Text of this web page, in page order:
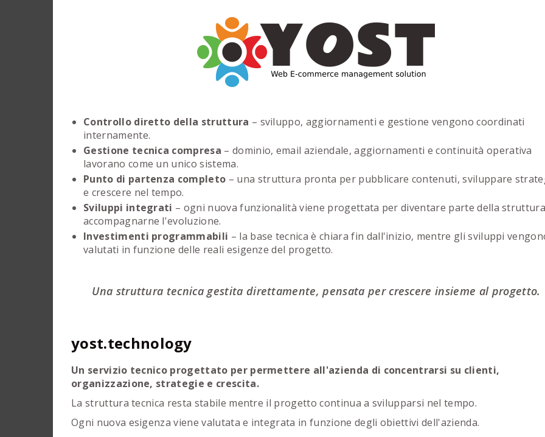
Controllo diretto della struttura – sviluppo, aggiornamenti e gestione vengono coordinati
internamente.
Gestione tecnica compresa – dominio, email aziendale, aggiornamenti e continuità operativa
lavorano come un unico sistema.
Punto di partenza completo – una struttura pronta per pubblicare contenuti, sviluppare
e crescere nel tempo.
Sviluppi integrati – ogni nuova funzionalità viene progettata per diventare parte della
accompagnarne l'evoluzione.
Investimenti programmabili – la base tecnica è chiara fin dall'inizio, mentre gli sviluppi
valutati in funzione delle reali esigenze del progetto.
Una struttura tecnica gestita direttamente, pensata per crescere insieme al progetto.
yost.technology
Un servizio tecnico progettato per permettere all'azienda di concentrarsi su clienti,
organizzazione, strategie e crescita.
La struttura tecnica resta stabile mentre il progetto continua a svilupparsi nel tempo.
Ogni nuova esigenza viene valutata e integrata in funzione degli obiettivi dell'azienda.